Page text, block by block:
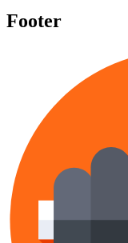
Footer